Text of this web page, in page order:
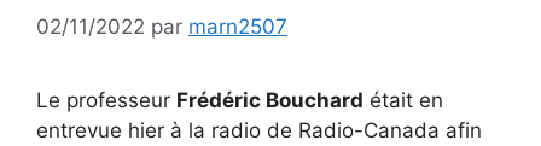
02/11/2022 par marn2507
Le professeur Frédéric Bouchard était en
entrevue hier à la radio de Radio-Canada afin